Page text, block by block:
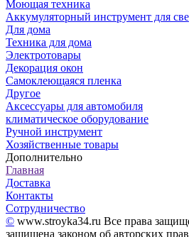
Моющая техника
Аккумуляторный инструмент для
Для дома
Техника для дома
Электротовары
Декорация окон
Самоклеющаяся пленка
Другое
Аксессуары для автомобиля
климатическое оборудование
Ручной инструмент
Хозяйственные товары
Дополнительно
Главная
Доставка
Контакты
Сотрудничество
© www.stroyka34.ru Все права
защищена законом об авторских